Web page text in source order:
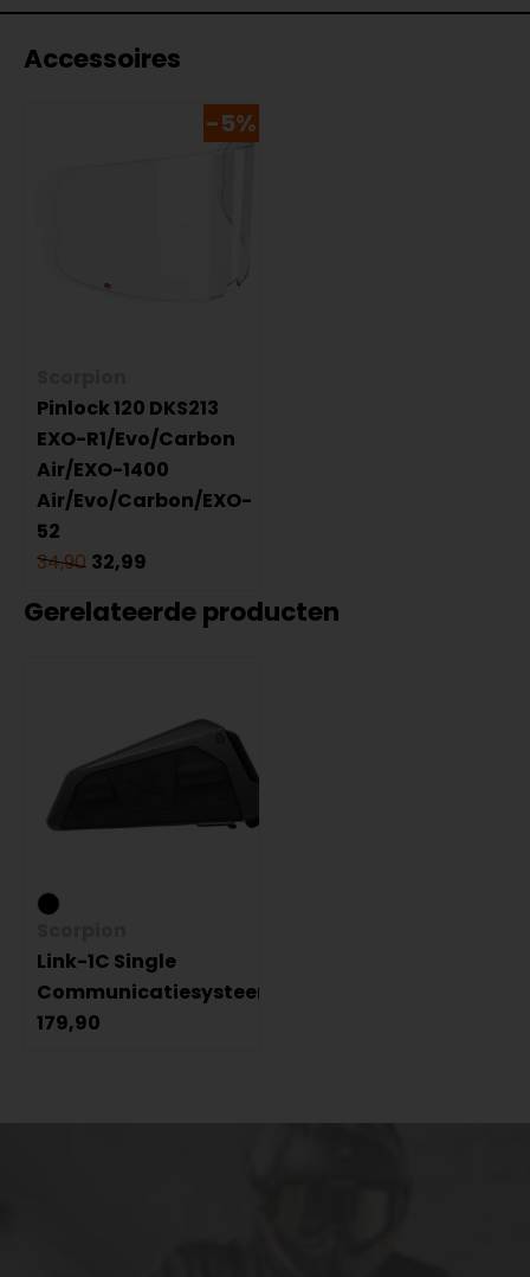
Accessoires
-5%
Pinlock 120 DKS213
EXO-R1/Evo/Carbon
Air/EXO-1400
Air/Evo/Carbon/EXO-
52
34,90 32,99
Gerelateerde producten
Link-1C Single
Communicatiesysteem
179,90